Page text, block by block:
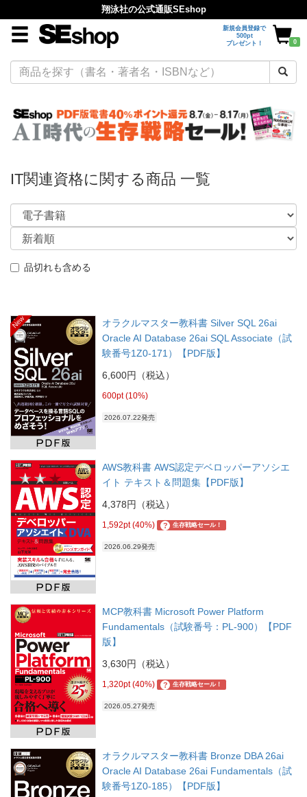
翔泳社の公式通販SEshop
新規会員登録で
500pt
プレゼント！
0
IT関連資格に関する商品 一覧
品切れも含める
New
オラクルマスター教科書 Silver SQL 26ai
Oracle AI Database 26ai SQL Associate（試
験番号1Z0-171）【PDF版】
6,600円（税込）
600pt (10%)
2026.07.22発売
AWS教科書 AWS認定デベロッパーアソシエ
イト テキスト＆問題集【PDF版】
4,378円（税込）
1,592pt (40%) ? 生存戦略セール！
2026.06.29発売
MCP教科書 Microsoft Power Platform
Fundamentals（試験番号：PL-900）【PDF
版】
3,630円（税込）
1,320pt (40%) ? 生存戦略セール！
2026.05.27発売
オラクルマスター教科書 Bronze DBA 26ai
Oracle AI Database 26ai Fundamentals（試
験番号1Z0-185）【PDF版】